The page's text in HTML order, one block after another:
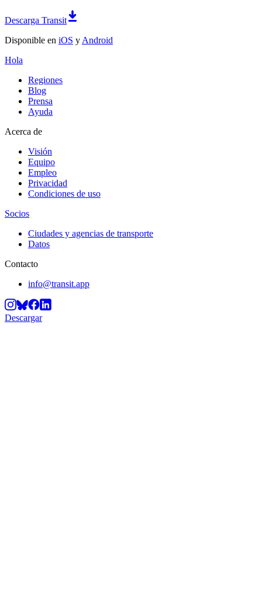
Descarga Transit
Disponible en iOS y Android
Hola
Regiones
Blog
Prensa
Ayuda
Acerca de
Visión
Equipo
Empleo
Privacidad
Condiciones de uso
Socios
Ciudades y agencias de transporte
Datos
Contacto
info@transit.app
Descargar